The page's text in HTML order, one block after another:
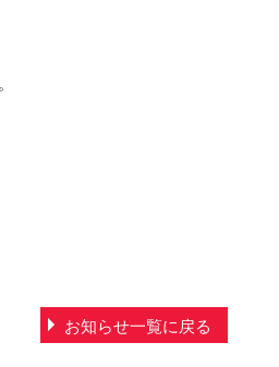
お知らせ一覧に戻る